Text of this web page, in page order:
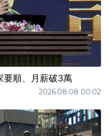
要順、月薪破3萬
2026.08.08 00:02